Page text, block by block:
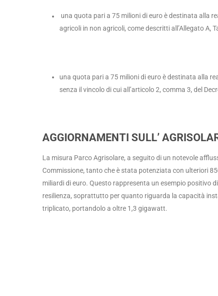
una quota pari a 75 milioni di euro è destinata alla
agricoli in non agricoli, come descritti all’Allegato A,
una quota pari a 75 milioni di euro è destinata alla
senza il vincolo di cui all’articolo 2, comma 3, del
AGGIORNAMENTI SULL’
La misura Parco Agrisolare, a seguito di un notevole
Commissione, tanto che è stata potenziata con ulteriori
miliardi di euro. Questo rappresenta un esempio positivo
resilienza, soprattutto per quanto riguarda la capacità
triplicato, portandolo a oltre 1,3 gigawatt.